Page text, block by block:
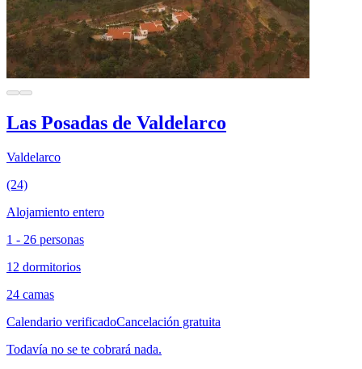
Las Posadas de Valdelarco
Valdelarco
(24)
Alojamiento entero
1 - 26 personas
12 dormitorios
24 camas
Calendario verificadoCancelación gratuita
Todavía no se te cobrará nada.